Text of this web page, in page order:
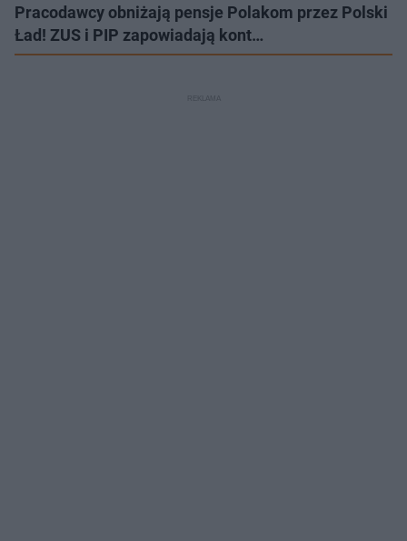
Pracodawcy obniżają pensje Polakom przez Polski
Ład! ZUS i PIP zapowiadają kont…